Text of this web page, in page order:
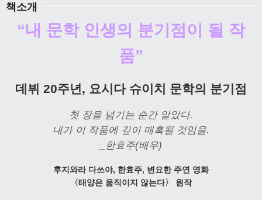
책소개
“내 문학 인생의 분기점이 될 작
품”
데뷔 20주년, 요시다 슈이치 문학의 분기점
첫 장을 넘기는 순간 알았다.
내가 이 작품에 깊이 매혹될 것임을.
_한효주(배우)
후지와라 다쓰야, 한효주, 변요한 주연 영화
〈태양은 움직이지 않는다〉 원작